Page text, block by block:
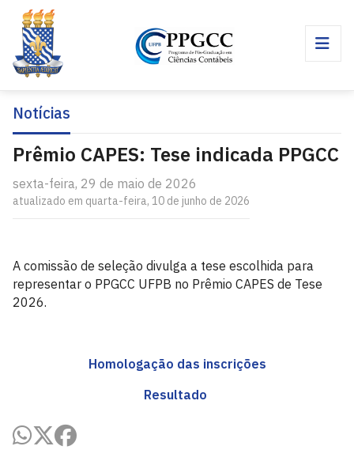
Notícias
Prêmio CAPES: Tese indicada PPGCC
sexta-feira, 29 de maio de 2026
atualizado em quarta-feira, 10 de junho de 2026
A comissão de seleção divulga a tese escolhida para
representar o PPGCC UFPB no Prêmio CAPES de Tese
2026.
Homologação das inscrições
Resultado